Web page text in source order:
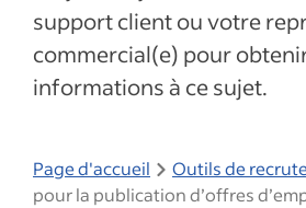
support client ou votre
commercial(e) pour
informations à ce sujet.
Page d'accueil Outils de
pour la publication d’offres